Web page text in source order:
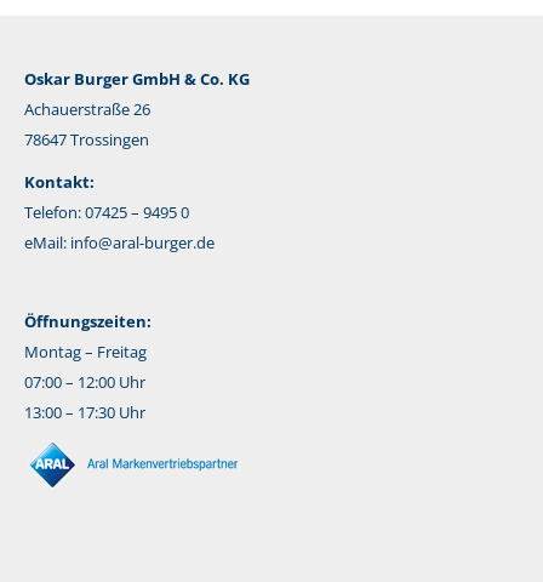
Oskar Burger GmbH & Co. KG
Achauerstraße 26
78647 Trossingen
Kontakt:
Telefon: 07425 – 9495 0
eMail: info@aral-burger.de
Öffnungszeiten:
Montag – Freitag
07:00 – 12:00 Uhr
13:00 – 17:30 Uhr